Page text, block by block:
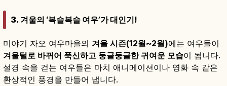
3. 겨울의 ‘복슬복슬 여우’가 대인기!
미야기 자오 여우마을의 겨울 시즌(12월~2월)에는 여우들이
겨울털로 바뀌어 푹신하고 둥글둥글한 귀여운 모습이 됩니다.
설경 속을 걷는 여우들은 마치 애니메이션이나 영화 속 같은
환상적인 풍경을 만들어 냅니다.